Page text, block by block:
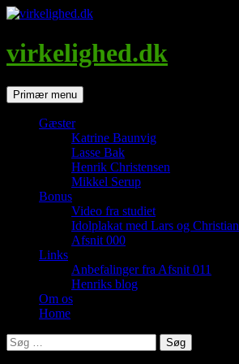
Hop
indhold
virkelighed.dk
SøgPrimær menu
Gæster
Katrine Baunvig
Lasse Bak
Henrik Christensen
Mikkel Serup
Bonus
Video fra studiet
Idolplakat med Lars og Christian
Afsnit 000
Links
Anbefalinger fra Afsnit 011
Henriks blog
Om os
Home
Søg
efter: